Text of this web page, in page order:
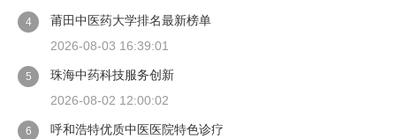
4
莆田中医药大学排名最新榜单
2026-08-03 16:39:01
5
珠海中药科技服务创新
2026-08-02 12:00:02
6 呼和浩特优质中医医院特色诊疗